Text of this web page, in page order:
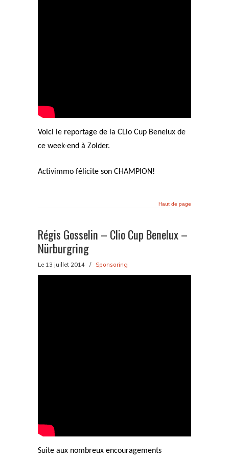
Voici le reportage de la CLio Cup Benelux de
ce week-end à Zolder.
Activimmo félicite son CHAMPION!
Haut de page
Régis Gosselin – Clio Cup Benelux –
Nürburgring
Le 13 juillet 2014 / Sponsoring
Suite aux nombreux encouragements